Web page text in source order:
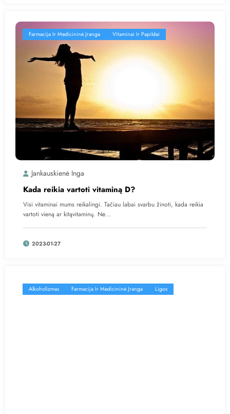
Farmacija Ir Medicininė Įranga Vitaminai Ir Papildai
Jankauskienė Inga
Kada reikia vartoti vitaminą D?
Visi vitaminai mums reikalingi. Tačiau labai svarbu žinoti, kada reikia
vartoti vieną ar kitąvitaminų. Ne…
2023-01-27
Alkoholizmas Farmacija Ir Medicininė Įranga Ligos